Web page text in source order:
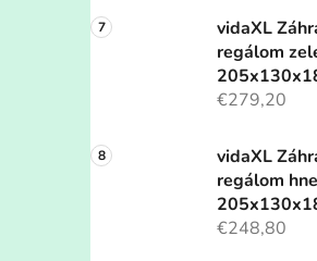
vidaXL
regálom
€279,20
vidaXL
regálom
€248,80